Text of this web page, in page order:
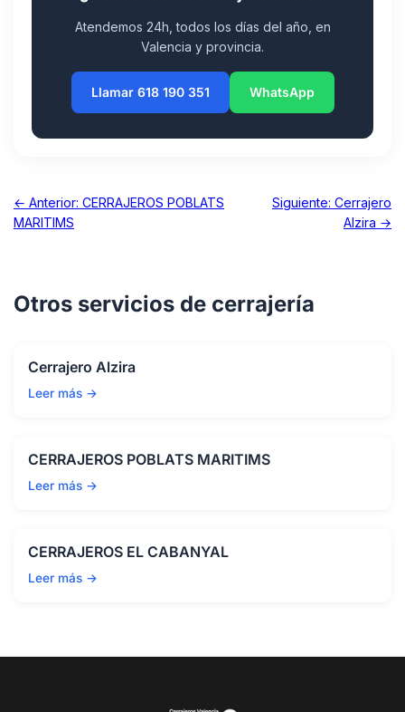
Atendemos 24h, todos los días del año, en
Valencia y provincia.
Llamar 618 190 351 WhatsApp
← Anterior: CERRAJEROS POBLATS
MARITIMS
Siguiente: Cerrajero
Alzira →
Otros servicios de cerrajería
Cerrajero Alzira
Leer más →
CERRAJEROS POBLATS MARITIMS
Leer más →
CERRAJEROS EL CABANYAL
Leer más →